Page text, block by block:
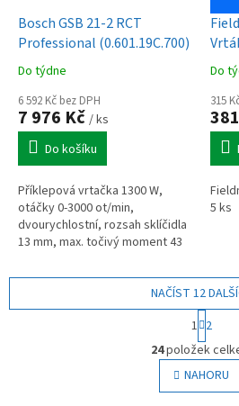
Bosch GSB 21-2 RCT
Professional (0.601.19C.700)
Do týdne
6 592 Kč bez DPH
7 976 Kč / ks
Do košíku
Příklepová vrtačka 1300 W,
otáčky 0-3000 ot/min,
dvourychlostní, rozsah sklíčidla
13 mm, max. točivý moment 43
Do
315
5 ks
O
v
l
á
NAČÍST 12
S
t
r
á
n
k
1 2
24položek
NAHORU